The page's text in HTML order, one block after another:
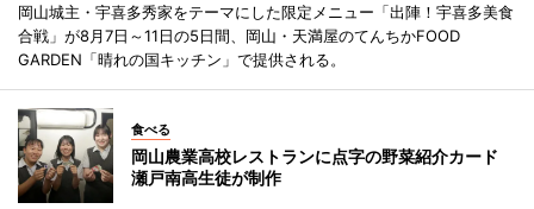
岡山城主・宇喜多秀家をテーマにした限定メニュー「出陣！宇喜多美食
合戦」が8月7日～11日の5日間、岡山・天満屋のてんちかFOOD
GARDEN「晴れの国キッチン」で提供される。
食べる
岡山農業高校レストランに点字の野菜紹介カード
瀬戸南高生徒が制作